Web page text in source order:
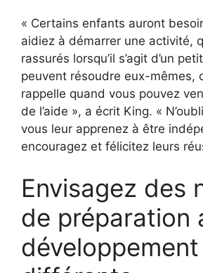
« Certains enfants auront
aidiez à démarrer une activité,
rassurés lorsqu’il s’agit d’un
peuvent résoudre eux-mêmes,
rappelle quand vous pouvez
de l’aide », a écrit King. «
vous leur apprenez à être
encouragez et félicitez leurs
Envisagez des
de préparation
développement